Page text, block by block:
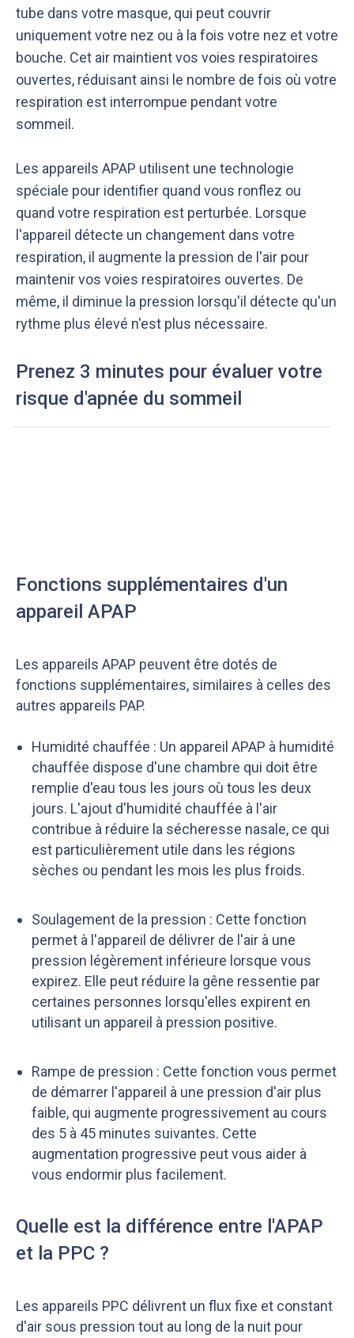
Notre équipe éditoriale, ainsi que nos experts
médicaux étudient chaque article avec soin, pour
s’assurer de la précision des informations et de
la fiabilité des sources
Nous vérifions que le contenu de nos articles est
en phase avec la littérature scientifique ainsi
qu’avec les dernières recommandations des
experts
tube dans votre masque, qui peut couvrir
uniquement votre nez ou à la fois votre nez et votre
bouche. Cet air maintient vos voies respiratoires
ouvertes, réduisant ainsi le nombre de fois où votre
respiration est interrompue pendant votre
sommeil.
Les appareils APAP utilisent une technologie
spéciale pour identifier quand vous ronflez ou
quand votre respiration est perturbée. Lorsque
l'appareil détecte un changement dans votre
respiration, il augmente la pression de l'air pour
maintenir vos voies respiratoires ouvertes. De
même, il diminue la pression lorsqu'il détecte qu'un
rythme plus élevé n'est plus nécessaire.
Prenez 3 minutes pour évaluer votre
risque d'apnée du sommeil
Fonctions supplémentaires d'un
appareil APAP
Les appareils APAP peuvent être dotés de
fonctions supplémentaires, similaires à celles des
autres appareils PAP.
Humidité chauffée : Un appareil APAP à humidité
chauffée dispose d'une chambre qui doit être
remplie d'eau tous les jours où tous les deux
jours. L'ajout d'humidité chauffée à l'air
contribue à réduire la sécheresse nasale, ce qui
est particulièrement utile dans les régions
sèches ou pendant les mois les plus froids.
Soulagement de la pression : Cette fonction
permet à l'appareil de délivrer de l'air à une
pression légèrement inférieure lorsque vous
expirez. Elle peut réduire la gêne ressentie par
certaines personnes lorsqu'elles expirent en
utilisant un appareil à pression positive.
Rampe de pression : Cette fonction vous permet
de démarrer l'appareil à une pression d'air plus
faible, qui augmente progressivement au cours
des 5 à 45 minutes suivantes. Cette
augmentation progressive peut vous aider à
vous endormir plus facilement.
Quelle est la différence entre l'APAP
et la PPC ?
Les appareils PPC délivrent un flux fixe et constant
d'air sous pression tout au long de la nuit pour